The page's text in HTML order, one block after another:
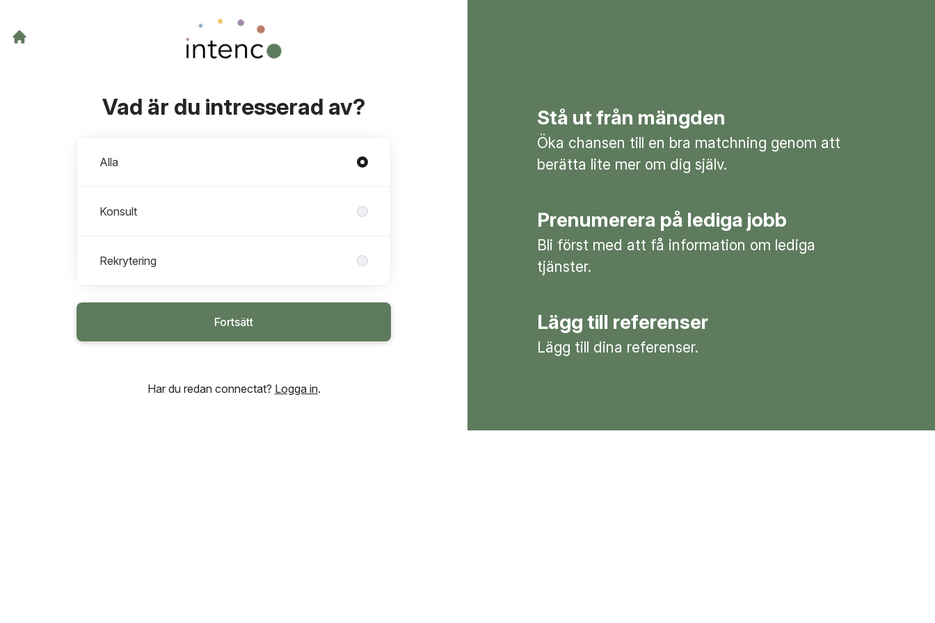
Vad är du intresserad av?
Alla
Konsult
Rekrytering
Fortsätt
Har du redan connectat? Logga in.
Stå ut från mängden
Öka chansen till en bra matchning genom att
berätta lite mer om dig själv.
Prenumerera på lediga jobb
Bli först med att få information om lediga
tjänster.
Lägg till referenser
Lägg till dina referenser.